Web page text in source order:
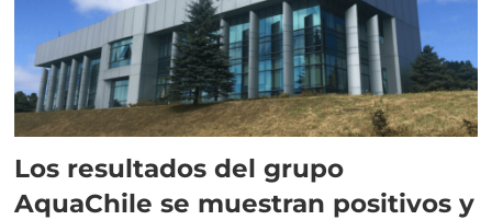
Los resultados del grupo
AquaChile se muestran positivos y